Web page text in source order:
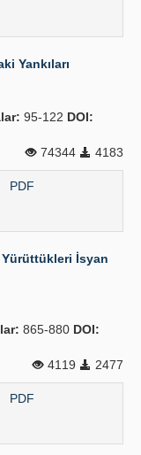
Yankıları
95-122 DOI:
74344
4183
PDF
Yürüttükleri İsyan
865-880 DOI:
4119
2477
PDF